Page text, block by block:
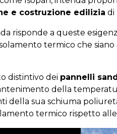
e costruzione edilizia di
risponde a queste
termico che
distintivo dei pannelli
della
della sua schiuma
termico rispetto